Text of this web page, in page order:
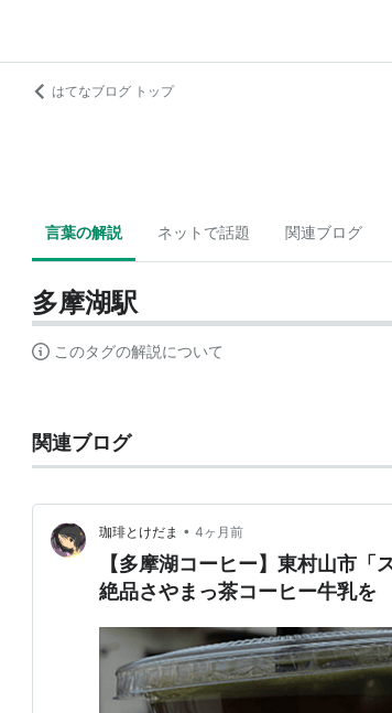
はてなブログ トップ
言葉の解説 ネットで話題 関連ブログ
多摩湖駅
このタグの解説について
関連ブログ
珈琲とけだま • 4ヶ月前
【多摩湖コーヒー】東村山市
絶品さやまっ茶コーヒー牛乳を